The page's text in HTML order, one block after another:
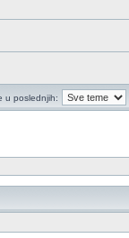
u poslednjih: